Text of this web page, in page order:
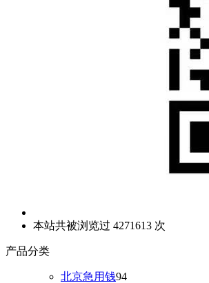
本站共被浏览过 4271613 次
产品分类
北京急用钱94